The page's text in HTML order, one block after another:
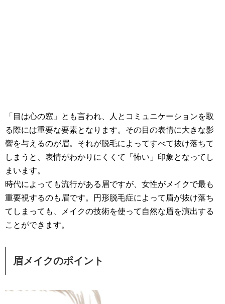
「目は心の窓」とも言われ、人とコミュニケーションを取
る際には重要な要素となります。その目の表情に大きな影
響を与えるのが眉。それが脱毛によってすべて抜け落ちて
しまうと、表情がわかりにくくて「怖い」印象となってし
まいます。
時代によっても流行がある眉ですが、女性がメイクで最も
重要視するのも眉です。円形脱毛症によって眉が抜け落ち
てしまっても、メイクの技術を使って自然な眉を演出する
ことができます。
眉メイクのポイント